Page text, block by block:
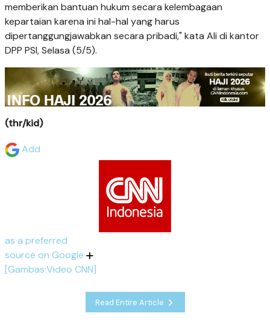
memberikan bantuan hukum secara kelembagaan
kepartaian karena ini hal-hal yang harus
dipertanggungjawabkan secara pribadi," kata Ali di kantor
DPP PSI, Selasa (5/5).
(thr/kid)
Add
as a preferred
source on Google
[Gambas:Video CNN]
Read Entire Article